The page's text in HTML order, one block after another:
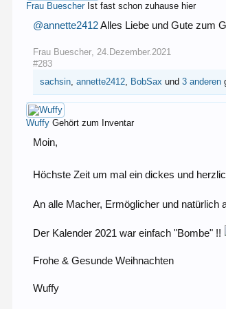
Frau Buescher Ist fast schon zuhause hier
@annette2412Alles Liebe und Gute zum
Frau Buescher, 24.Dezember.2021
#283
sachsin,annette2412, BobSax und3 anderen
Wuffy Gehört zum Inventar
Moin,
Höchste Zeit um mal ein dickes und
An alle Macher, Ermöglicher und natürlich
Der Kalender 2021 war einfach "Bombe" !!
Frohe & Gesunde Weihnachten
Wuffy